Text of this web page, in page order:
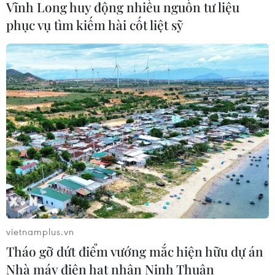
xâm phạm sở hữu trí tuệ diễn biến
phức tạp
05/08/2026 13:44
Xuất khẩu gạo Thái Lan giảm gần
19% trong nửa đầu năm 2026
05/08/2026 11:36
Chứng khoán châu Á đồng loạt tăng
nhờ đà hồi phục của cổ phiếu công
nghệ
05/08/2026 11:00
Vĩnh Long huy động nhiều nguồn tư liệu
phục vụ tìm kiếm hài cốt liệt sỹ
vietnamplus.vn
Tháo gỡ dứt điểm vướng mắc hiện hữu dự án
Nhà máy điện hạt nhân Ninh Thuận